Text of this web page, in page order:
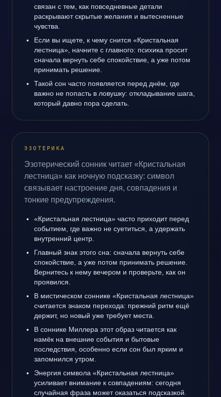
связан с тем, как повседневные детали
раскрывают скрытые желания и вытесненные
чувства.
Если вы ищете, к чему снится «Кристальная
лестница», начните с главного: психика просит
сначала вернуть себе спокойствие, а уже потом
принимать решение.
Такой сон часто появляется перед днём, где
важно не попасть в ловушку: откладывание шага,
который давно пора сделать.
ЭЗОТЕРИКА
Эзотерический сонник читает «Кристальная
лестница» как ночную подсказку: символ
связывает настроение дня, совпадения и
тонкие предупреждения.
«Кристальная лестница» часто приходит перед
событием, где важно не суетиться, а удержать
внутренний центр.
Главный знак этого сна: сначала вернуть себе
спокойствие, а уже потом принимать решение.
Вернитесь к нему вечером и проверьте, как он
проявился.
В мистическом соннике «Кристальная лестница»
считается знаком перехода: прежний ритм ещё
держит, но новый уже требует места.
В соннике Миллера этот образ читается как
намёк на внешние события и бытовые
последствия, особенно если сон был ярким и
запомнился утром.
Энергия символа «Кристальная лестница»
усиливает внимание к совпадениям: сегодня
случайная фраза может оказаться подсказкой.